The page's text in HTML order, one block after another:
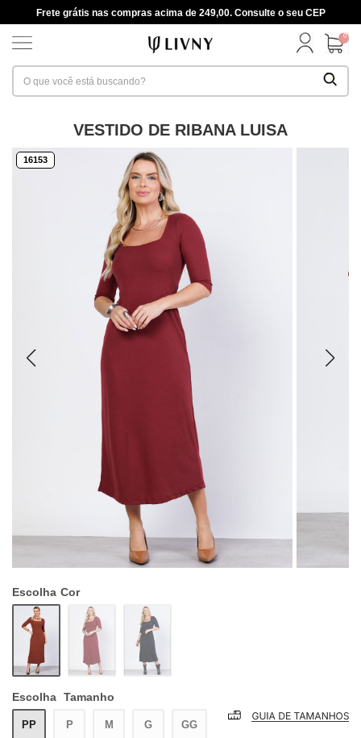
Frete grátis nas compras acima de 249,00. Consulte o seu CEP
0
VESTIDO DE RIBANA LUISA
16153
Escolha Cor
Escolha Tamanho
PP P M G GG